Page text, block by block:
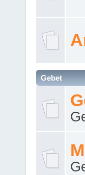
Gebet